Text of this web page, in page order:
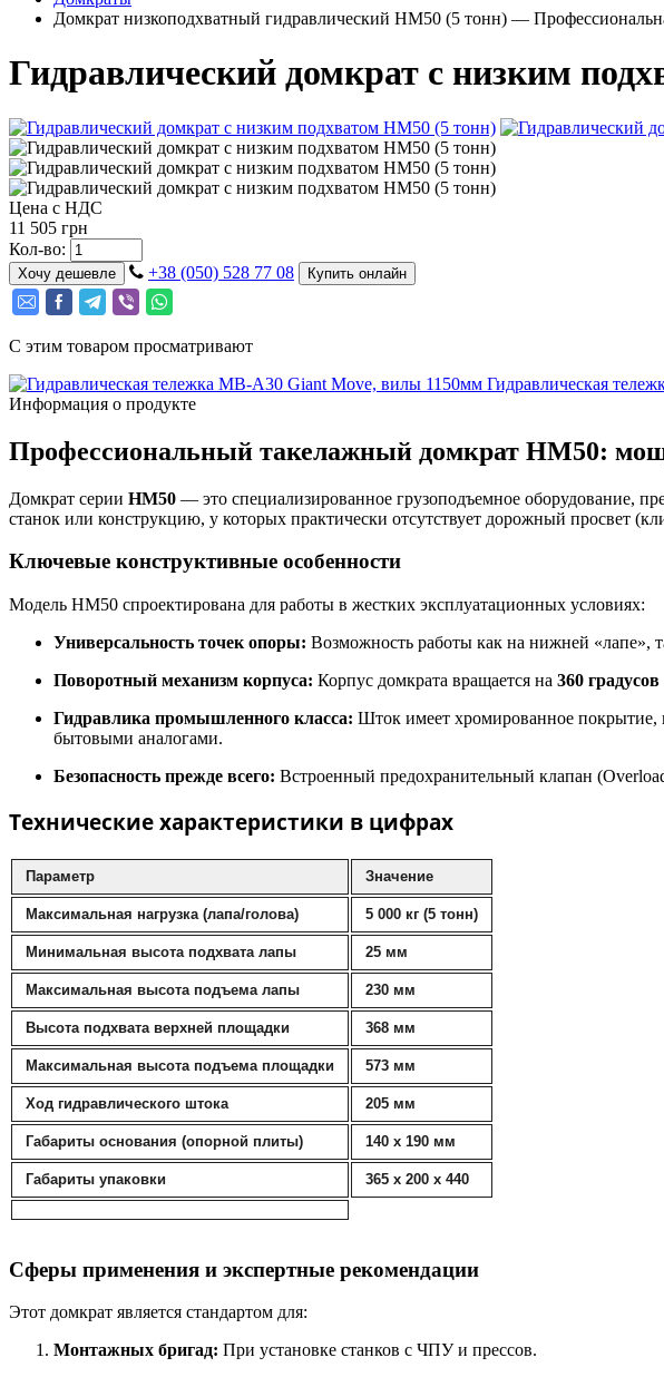
Домкрат низкоподхватный гидравлический HM50 (5 тонн) —
Гидравлический домкрат с низким
Цена с НДС
11 505 грн
Кол-во:
Хочу дешевле +38 (050) 528 77 08 Купить онлайн
С этим товаром просматривают
Гидравлическая
Информация о продукте
Профессиональный такелажный домкрат HM50:
Домкрат серии HM50 — это специализированное грузоподъемное оборудование,
станок или конструкцию, у которых практически отсутствует дорожный просвет
Ключевые конструктивные особенности
Модель HM50 спроектирована для работы в жестких эксплуатационных условиях:
Универсальность точек опоры: Возможность работы как на нижней «лапе»,
Поворотный механизм корпуса: Корпус домкрата вращается на 360 градусов
Гидравлика промышленного класса: Шток имеет хромированное покрытие,
бытовыми аналогами.
Безопасность прежде всего: Встроенный предохранительный клапан
Технические характеристики в цифрах
Параметр Значение
Максимальная нагрузка (лапа/голова) 5 000 кг (5 тонн)
Минимальная высота подхвата лапы 25 мм
Максимальная высота подъема лапы 230 мм
Высота подхвата верхней площадки 368 мм
Максимальная высота подъема площадки 573 мм
Ход гидравлического штока 205 мм
Габариты основания (опорной плиты) 140 х 190 мм
Габариты упаковки 365 х 200 х 440
Сферы применения и экспертные рекомендации
Этот домкрат является стандартом для:
Монтажных бригад: При установке станков с ЧПУ и прессов.